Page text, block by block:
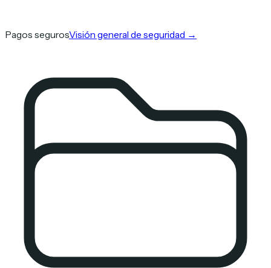
Pagos segurosVisión general de seguridad →